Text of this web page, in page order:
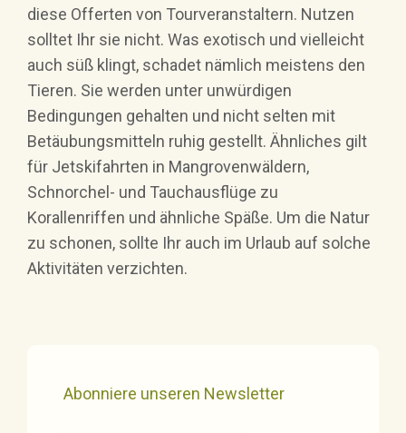
diese Offerten von Tourveranstaltern. Nutzen
solltet Ihr sie nicht. Was exotisch und vielleicht
auch süß klingt, schadet nämlich meistens den
Tieren. Sie werden unter unwürdigen
Bedingungen gehalten und nicht selten mit
Betäubungsmitteln ruhig gestellt. Ähnliches gilt
für Jetskifahrten in Mangrovenwäldern,
Schnorchel- und Tauchausflüge zu
Korallenriffen und ähnliche Späße. Um die Natur
zu schonen, sollte Ihr auch im Urlaub auf solche
Aktivitäten verzichten.
Abonniere unseren Newsletter